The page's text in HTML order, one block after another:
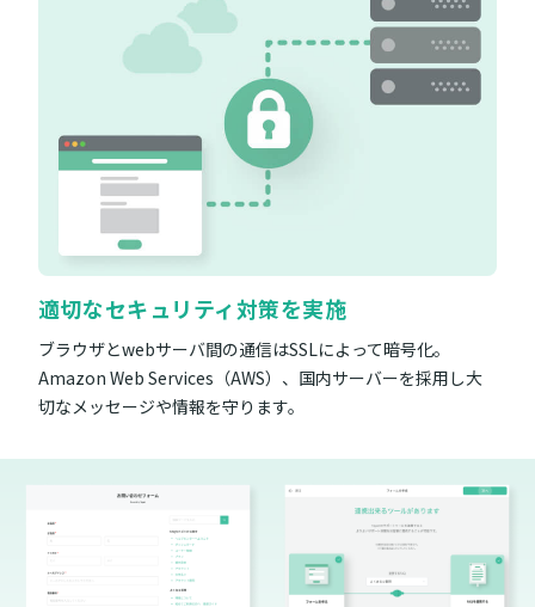
適切なセキュリティ対策を実施
ブラウザとwebサーバ間の通信はSSLによって暗号化。
Amazon Web Services（AWS）、国内サーバーを採用し大
切なメッセージや情報を守ります。